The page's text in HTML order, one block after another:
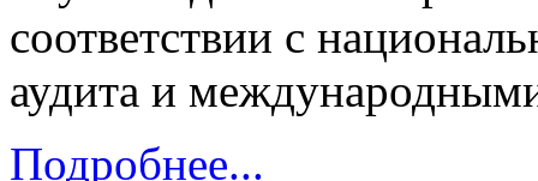
соответствии с
аудита и
Подробнее...